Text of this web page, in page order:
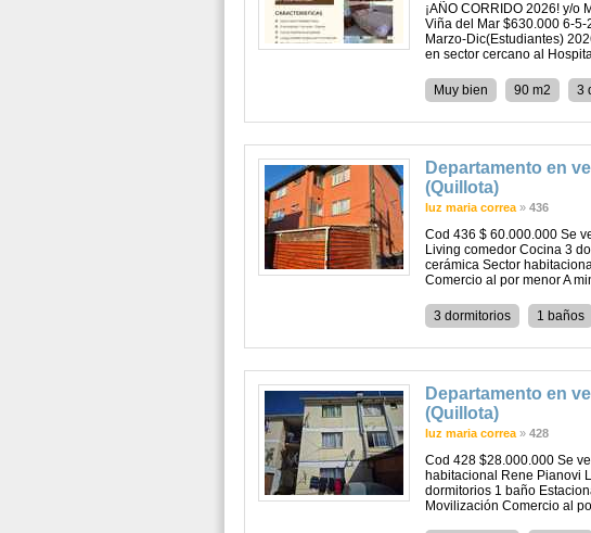
¡AÑO CORRIDO 2026! y/o
Viña del Mar $630.000 6-
Marzo-Dic(Estudiantes)
en sector cercano al
Muy bien 90 m2 3
Departamento en
(Quillota)
luz maria correa » 436
Cod 436 $ 60.000.000 Se
Living comedor Cocina 3
cerámica Sector
Comercio al por menor A
3 dormitorios 1 baños
Departamento en
(Quillota)
luz maria correa » 428
Cod 428 $28.000.000 Se
habitacional Rene Pianovi
dormitorios 1 baño
Movilización Comercio al